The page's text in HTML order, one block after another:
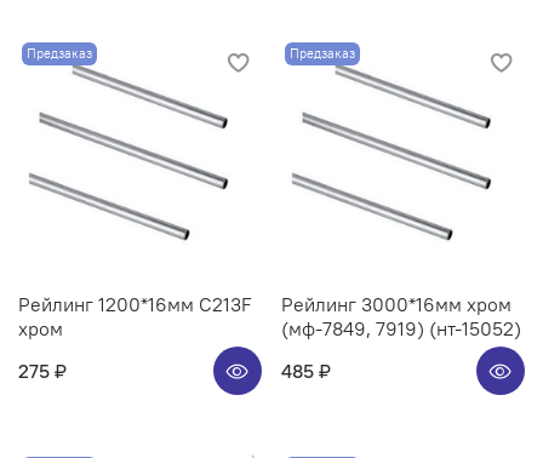
Предзаказ
Рейлинг 1200*16мм C213F
хром
275 ₽
Предзаказ
Рейлинг 3000*16мм хром
(мф-7849, 7919) (нт-15052)
485 ₽